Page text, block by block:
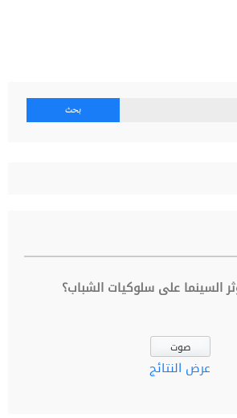
السينما على سلوكيات الشباب؟
عرض النتائج